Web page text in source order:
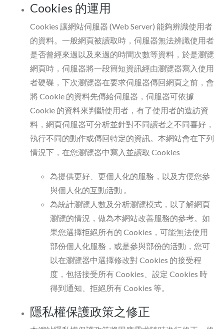
Cookies 的運用
Cookies 讓網站伺服器 (Web Server) 能夠辨識使用者
的資料。一般網頁被讀取時，伺服器無法辨識使用者
是否曾經來過以及來過的時間次數等資料，於是瀏覽
網頁時，伺服器將一段簡短資訊經由瀏覽器寫入使用
者硬碟，下次瀏覽器在要求伺服器傳回網頁之前，會
將 Cookie 的資料先傳給伺服器，伺服器可依據
Cookie 的資料來判斷使用者，有了使用者的造訪資
料，網頁伺服器可分析並針對不同讀者之不同喜好，
執行不同的動作或傳回特定的資訊。本網站會在下列
情況下，在您瀏覽器中寫入並讀取 Cookies
為提供更好、更個人化的服務，以及方便您參
與個人化的互動活動 。
為統計瀏覽人數及分析瀏覽模式，以了解網頁
瀏覽的情況，做為本網站改善服務的參考。如
果您選擇拒絕所有的 Cookies，可能無法使用
部份個人化服務，或是參與部份的活動，您可
以在瀏覽器中選擇修改對 Cookies 的接受程
度，包括接受所有 Cookies、設定 Cookies 時
得到通知、拒絕所有 Cookies 等。
隱私權保護政策之修正